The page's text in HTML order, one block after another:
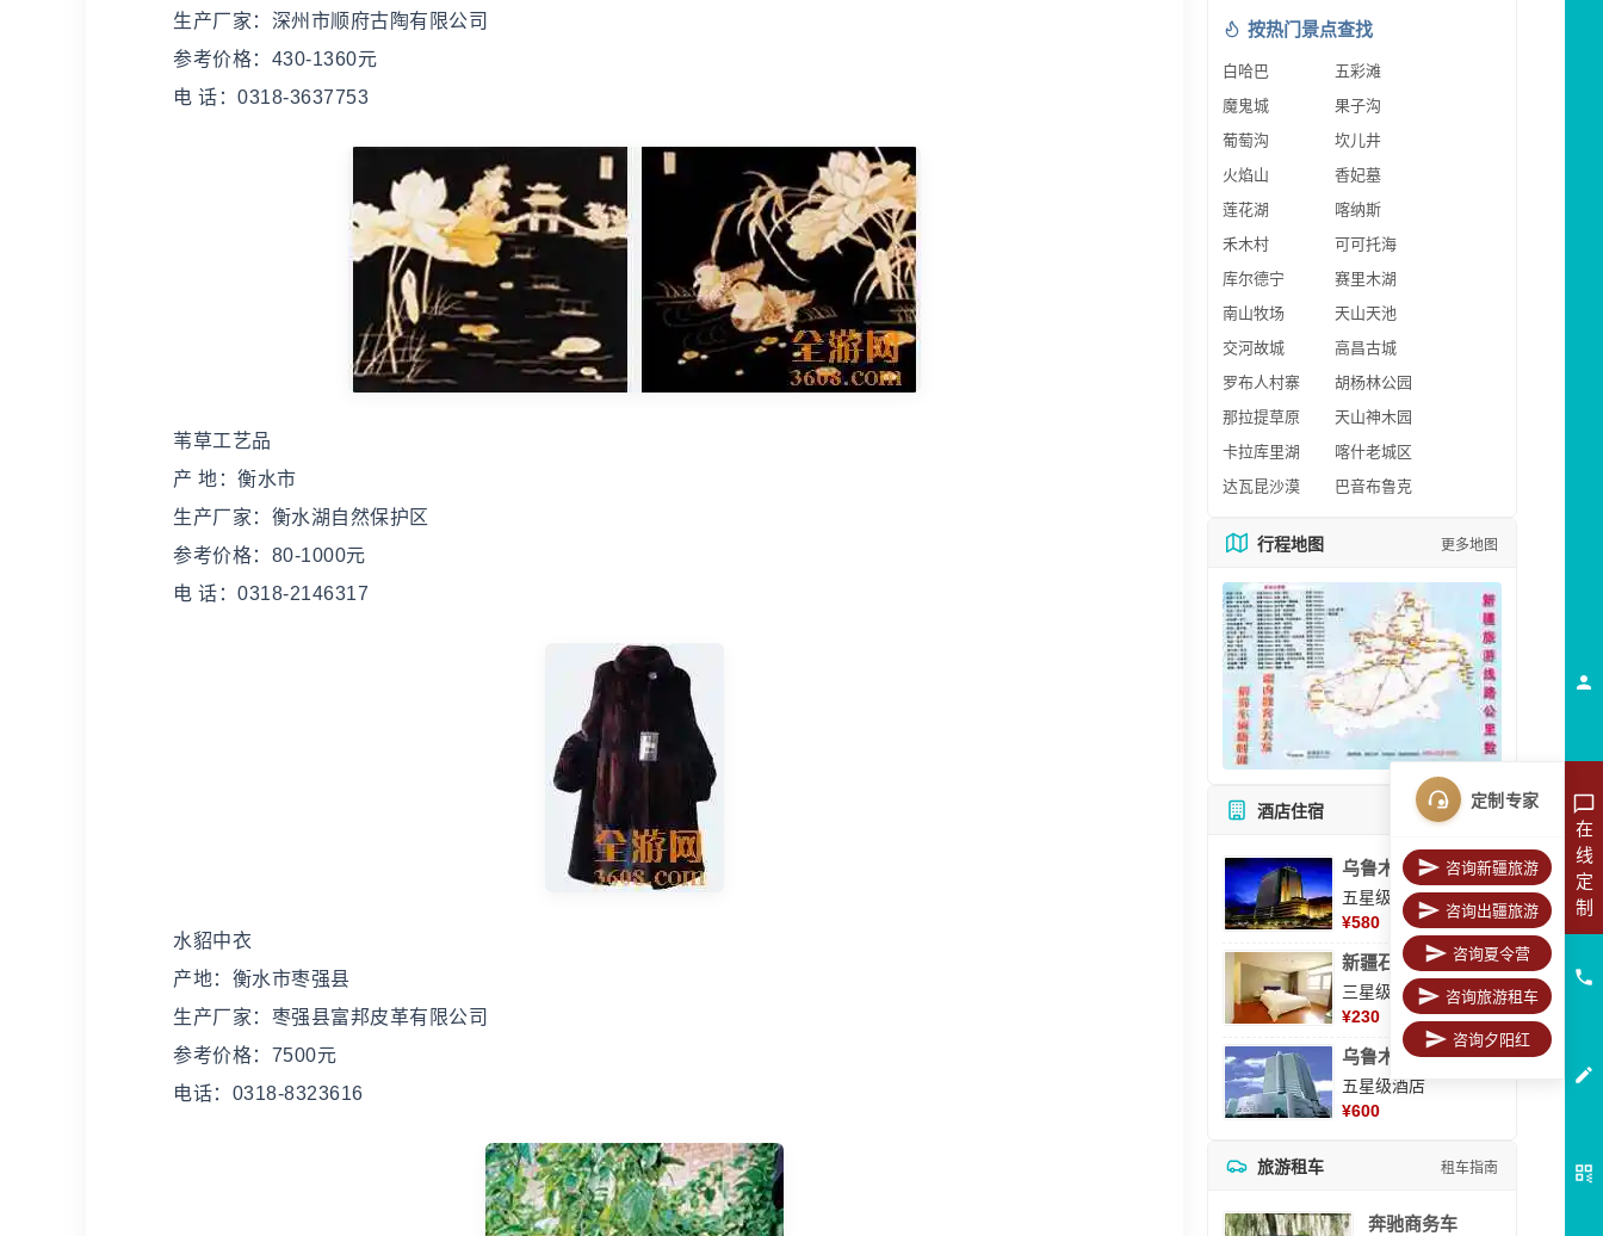
生产厂家：深州市顺府古陶有限公司
参考价格：430-1360元
电 话：0318-3637753
苇草工艺品
产 地：衡水市
生产厂家：衡水湖自然保护区
参考价格：80-1000元
电 话：0318-2146317
水貂中衣
产地：衡水市枣强县
生产厂家：枣强县富邦皮革有限公司
参考价格：7500元
电话：0318-8323616
按热门景点查找
白哈巴
五彩滩
魔鬼城
果子沟
葡萄沟
坎儿井
火焰山
香妃墓
莲花湖
喀纳斯
禾木村
可可托海
库尔德宁
赛里木湖
南山牧场
天山天池
交河故城
高昌古城
罗布人村寨
胡杨林公园
那拉提草原
天山神木园
卡拉库里湖
喀什老城区
达瓦昆沙漠
巴音布鲁克
行程地图 更多地图
酒店住宿 所有酒店
乌鲁木齐美丽华大酒
五星级酒店
¥580
新疆石河子凯瑞酒店
三星级酒店
¥230
乌鲁木齐海德大酒店
五星级酒店
¥600
旅游租车 租车指南
奔驰商务车
在
线
定
制
定制专家
咨询新疆旅游
咨询出疆旅游
咨询夏令营
咨询旅游租车
咨询夕阳红